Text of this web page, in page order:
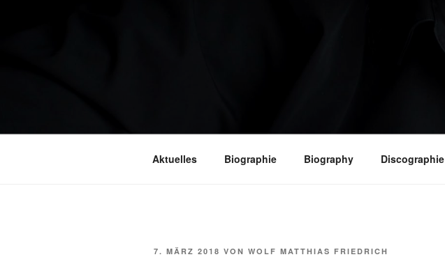
Aktuelles Biographie Biography Discographie
VERÖFFENTLICHT
7. MÄRZ 2018 VON WOLF MATTHIAS FRIEDRICH